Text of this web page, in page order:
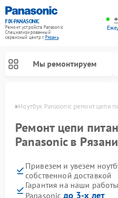
FIX-PANASONIC
Ремонт устройств Panasonic
Специализированный
cервисный центр г.Рязань
Мы ремонтируем
Ноутбук Panasonic ремонт цепи
Ремонт цепи
Panasonic в Рязани
Привезем и увезем
собственной доставкой
Гарантия на наши
Panasonic до 3-х лет